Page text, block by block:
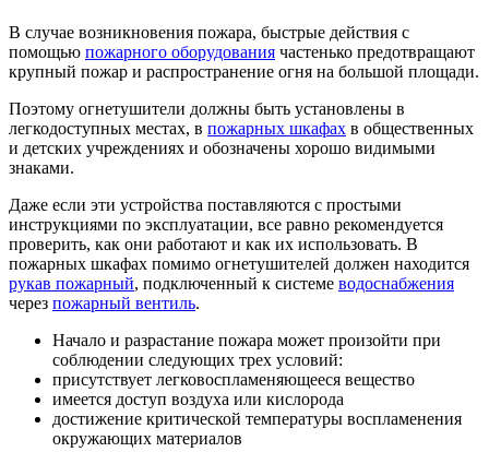
В случае возникновения пожара, быстрые действия с
помощью пожарного оборудования частенько предотвращают
крупный пожар и распространение огня на большой площади.
Поэтому огнетушители должны быть установлены в
легкодоступных местах, в пожарных шкафах в общественных
и детских учреждениях и обозначены хорошо видимыми
знаками.
Даже если эти устройства поставляются с простыми
инструкциями по эксплуатации, все равно рекомендуется
проверить, как они работают и как их использовать. В
пожарных шкафах помимо огнетушителей должен находится
рукав пожарный, подключенный к системе водоснабжения
через пожарный вентиль.
Начало и разрастание пожара может произойти при
соблюдении следующих трех условий:
присутствует легковоспламеняющееся вещество
имеется доступ воздуха или кислорода
достижение критической температуры воспламенения
окружающих материалов